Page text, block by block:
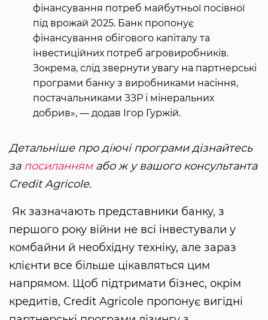
фінансування потреб майбутньої посівної
під врожай 2025. Банк пропонує
фінансування обігового капіталу та
інвестиційних потреб агровиробників.
Зокрема, слід звернути увагу на партнерські
програми банку з виробниками насіння,
постачальниками ЗЗР і мінеральних
добрив», — додав Ігор Гуржій.
Детальніше про діючі програми дізнайтесь
за посиланнямабо ж у вашого консультанта
Credit Agricole.
Як зазначають представники банку, з
першого року війни не всі інвестували у
комбайни й необхідну техніку, але зараз
клієнти все більше цікавляться цим
напрямом. Щоб підтримати бізнес, окрім
кредитів, Credit Agricole пропонує вигідні